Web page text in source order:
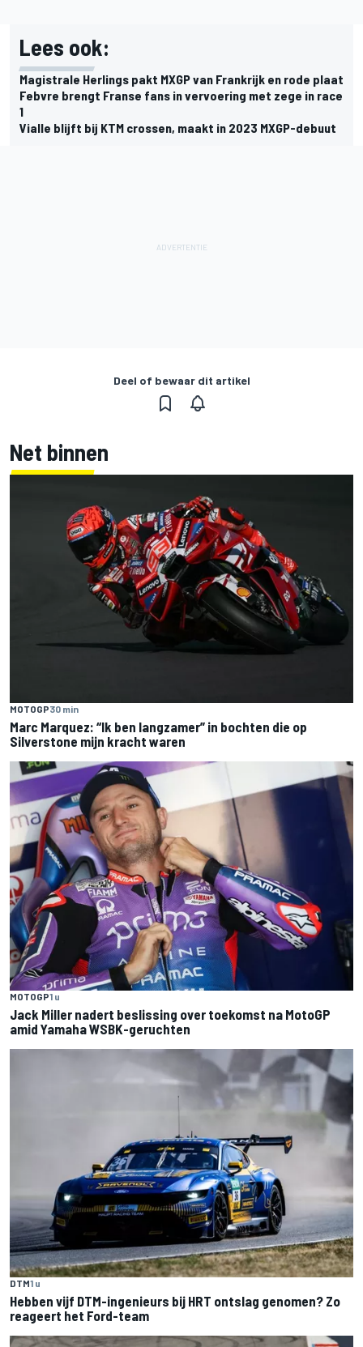
Lees ook:
Magistrale Herlings pakt MXGP van Frankrijk en rode plaat
Febvre brengt Franse fans in vervoering met zege in race
1
Vialle blijft bij KTM crossen, maakt in 2023 MXGP-debuut
Deel of bewaar dit artikel
Net binnen
MOTOGP30 min
Marc Marquez: “Ik ben langzamer” in bochten die op
Silverstone mijn kracht waren
MOTOGP1 u
Jack Miller nadert beslissing over toekomst na MotoGP
amid Yamaha WSBK-geruchten
DTM1 u
Hebben vijf DTM-ingenieurs bij HRT ontslag genomen? Zo
reageert het Ford-team